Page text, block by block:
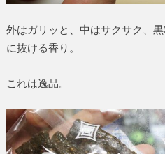
外はガリッと、中はサクサク、
に抜ける香り。
これは逸品。